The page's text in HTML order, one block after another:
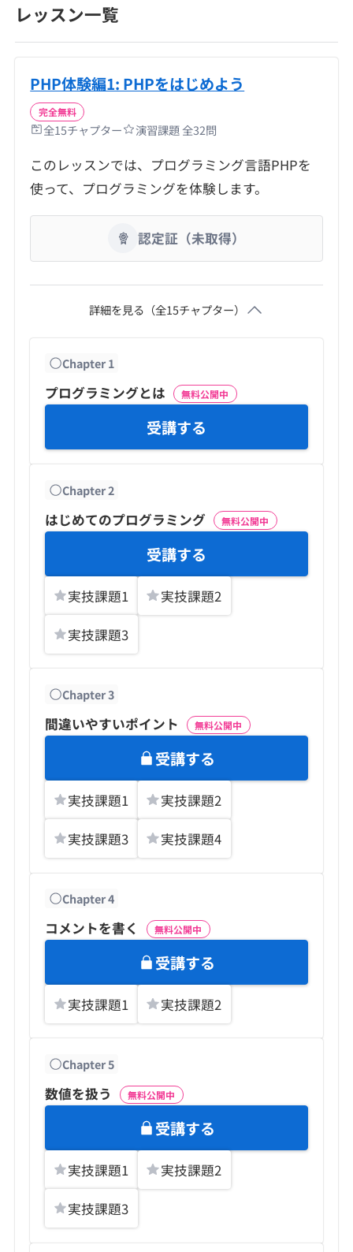
レッスン一覧
PHP体験編1: PHPをはじめよう
全15チャプター 演習課題 全32問
完全無料
このレッスンでは、プログラミング言語PHPを
使って、プログラミングを体験します。
認定証（未取得）
詳細を見る（全15チャプター）
Chapter1
プログラミングとは 無料公開中
受講する
Chapter2
はじめてのプログラミング 無料公開中
受講する
実技課題1 実技課題2
実技課題3
Chapter3
間違いやすいポイント 無料公開中
受講する
実技課題1 実技課題2
実技課題3 実技課題4
Chapter4
コメントを書く 無料公開中
受講する
実技課題1 実技課題2
Chapter5
数値を扱う 無料公開中
受講する
実技課題1 実技課題2
実技課題3